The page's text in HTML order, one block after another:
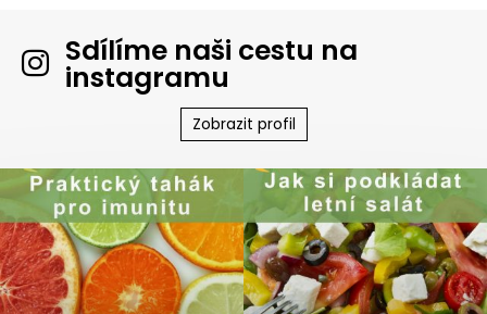
Sdílíme naši cestu na
instagramu
Zobrazit profil